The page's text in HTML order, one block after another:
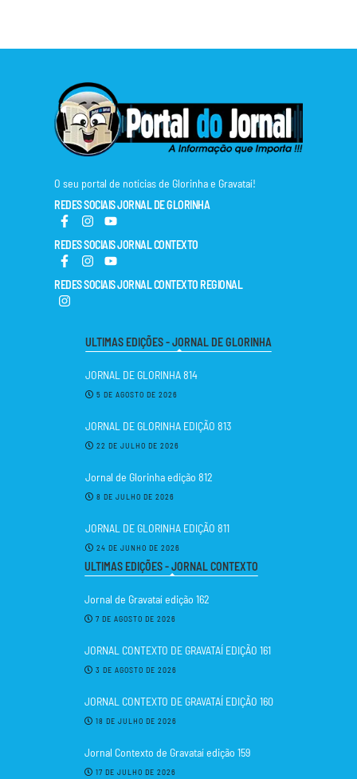
O seu portal de notícias de Glorinha e Gravataí!
REDES SOCIAIS JORNAL DE GLORINHA
REDES SOCIAIS JORNAL CONTEXTO
REDES SOCIAIS JORNAL CONTEXTO REGIONAL
ULTIMAS EDIÇÕES - JORNAL DE GLORINHA
JORNAL DE GLORINHA 814
5 DE AGOSTO DE 2026
JORNAL DE GLORINHA EDIÇÃO 813
22 DE JULHO DE 2026
Jornal de Glorinha edição 812
8 DE JULHO DE 2026
JORNAL DE GLORINHA EDIÇÃO 811
24 DE JUNHO DE 2026
ULTIMAS EDIÇÕES - JORNAL CONTEXTO
Jornal de Gravataí edição 162
7 DE AGOSTO DE 2026
JORNAL CONTEXTO DE GRAVATAÍ EDIÇÃO 161
3 DE AGOSTO DE 2026
JORNAL CONTEXTO DE GRAVATAÍ EDIÇÃO 160
18 DE JULHO DE 2026
Jornal Contexto de Gravataí edição 159
17 DE JULHO DE 2026